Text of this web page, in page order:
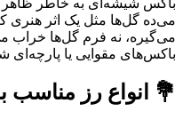
باکس شیشه‌ای به خاطر
می‌ده گل‌ها مثل یک اثر هنری
می‌گیره، نه فرم گل‌ها
باکس‌های مقوایی یا پارچه‌ای
💐 انواع رز